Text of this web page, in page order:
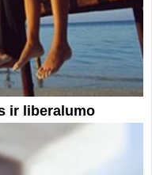
ir liberalumo